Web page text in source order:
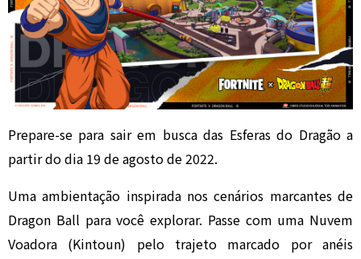
Prepare-se para sair em busca das Esferas do Dragão a
partir do dia 19 de agosto de 2022.
Uma ambientação inspirada nos cenários marcantes de
Dragon Ball para você explorar. Passe com uma Nuvem
Voadora (Kintoun) pelo trajeto marcado por anéis